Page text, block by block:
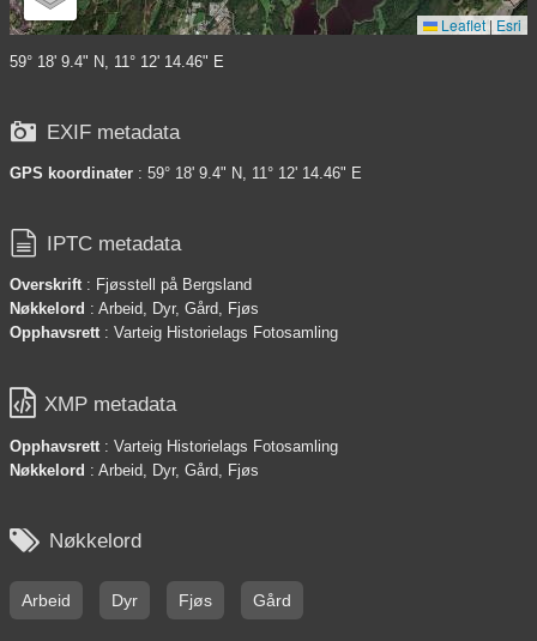
Leaflet | Esri
59° 18' 9.4" N, 11° 12' 14.46" E
 EXIF metadata
GPS koordinater : 59° 18' 9.4" N, 11° 12' 14.46" E
 IPTC metadata
Overskrift: Fjøsstell på Bergsland
Nøkkelord : Arbeid, Dyr, Gård, Fjøs
Opphavsrett: Varteig Historielags Fotosamling
 XMP metadata
Opphavsrett: Varteig Historielags Fotosamling
Nøkkelord : Arbeid, Dyr, Gård, Fjøs
 Nøkkelord
Arbeid Dyr Fjøs Gård